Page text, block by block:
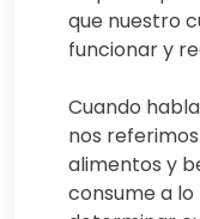
que nuestro
funcionar y
Cuando
nos
alimentos y
consume a